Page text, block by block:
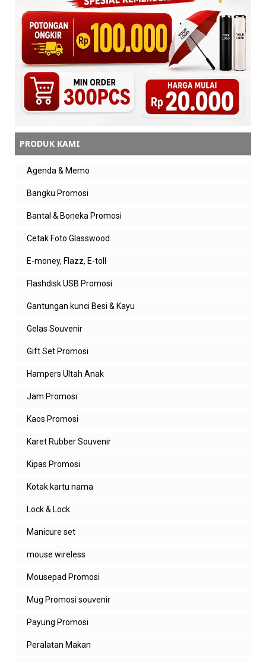
program diet jadi lebih efektif dan
konsisten.
Balas
monika
nice info
Balas
PRODUK KAMI
Agenda & Memo
Bangku Promosi
Bantal & Boneka Promosi
Cetak Foto Glasswood
E-money, Flazz, E-toll
Flashdisk USB Promosi
Gantungan kunci Besi & Kayu
Gelas Souvenir
Gift Set Promosi
Hampers Ultah Anak
Jam Promosi
Kaos Promosi
Karet Rubber Souvenir
Kipas Promosi
Kotak kartu nama
Lock & Lock
Manicure set
mouse wireless
Mousepad Promosi
Mug Promosi souvenir
Payung Promosi
Peralatan Makan